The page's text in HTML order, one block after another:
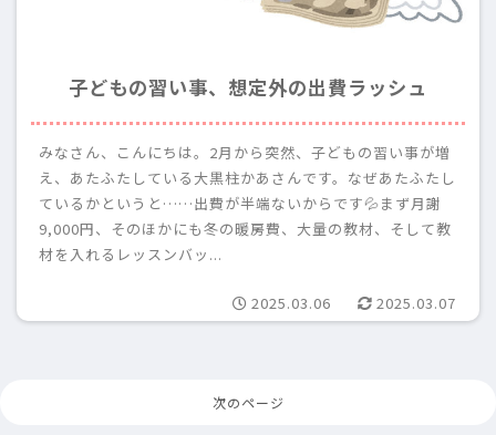
子どもの習い事、想定外の出費ラッシュ
みなさん、こんにちは。2月から突然、子どもの習い事が増
え、あたふたしている大黒柱かあさんです。なぜあたふたし
ているかというと……出費が半端ないからです💦まず月謝
9,000円、そのほかにも冬の暖房費、大量の教材、そして教
材を入れるレッスンバッ...
2025.03.06 2025.03.07
次のページ